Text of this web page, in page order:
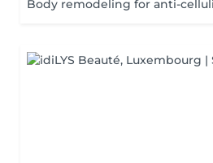
Body remodeling for anti-